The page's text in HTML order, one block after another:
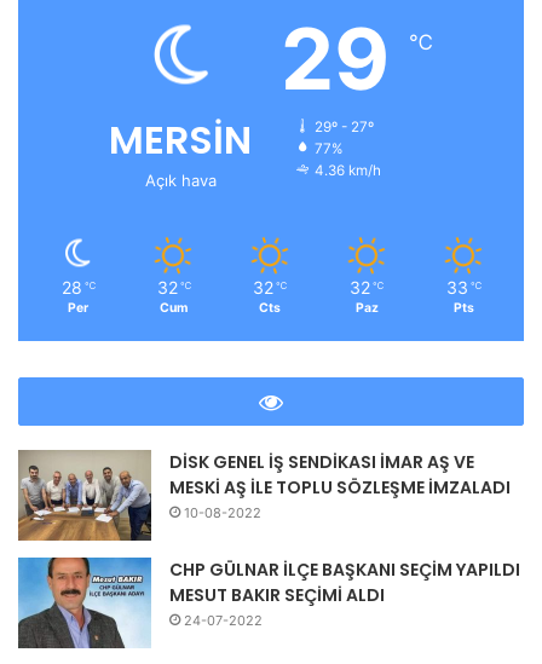
MERSİN
Açık hava
29 ℃
29º - 27º
77%
4.36 km/h
28 ℃
Per
32 ℃
Cum
32 ℃
Cts
32 ℃
Paz
33 ℃
Pts
DİSK GENEL İŞ SENDİKASI İMAR AŞ VE
MESKİ AŞ İLE TOPLU SÖZLEŞME İMZALADI
10-08-2022
CHP GÜLNAR İLÇE BAŞKANI SEÇİM YAPILDI
MESUT BAKIR SEÇİMİ ALDI
24-07-2022